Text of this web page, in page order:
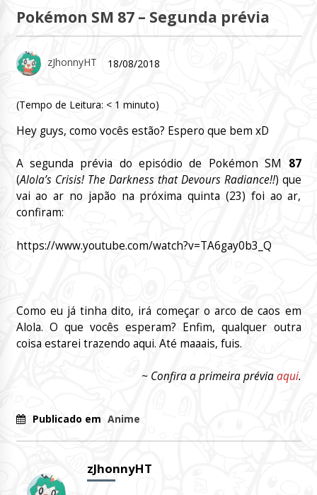
Pokémon SM 87 – Segunda prévia
zJhonnyHT 18/08/2018
(Tempo de Leitura: < 1 minuto)
Hey guys, como vocês estão? Espero que bem xD
A segunda prévia do episódio de Pokémon SM
87
(Alola’s Crisis! The Darkness that Devours Radiance!!) que
vai ao ar no japão na próxima quinta (23) foi ao ar,
confiram:
https://www.youtube.com/watch?v=TA6gay0b3_Q
Como eu já tinha dito, irá começar o arco de caos em
Alola. O que vocês esperam? Enfim, qualquer outra
coisa estarei trazendo aqui. Até maaais, fuis.
~ Confira a primeira préviaaqui.
Publicado em Anime
zJhonnyHT